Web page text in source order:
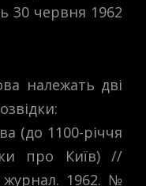
30 червня 1962
належать дві
(до 1100-річчя
про Київ) //
журнал. 1962. №